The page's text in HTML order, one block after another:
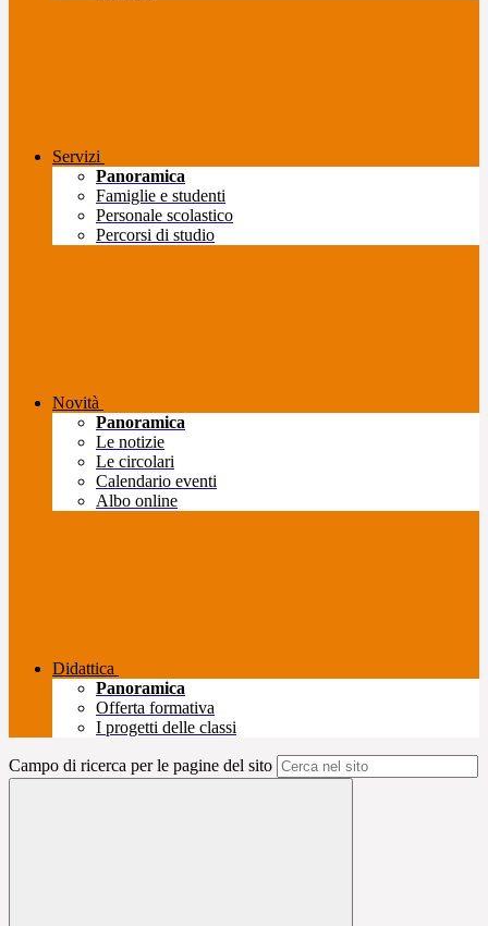
Servizi
Panoramica
Famiglie e studenti
Personale scolastico
Percorsi di studio
Novità
Panoramica
Le notizie
Le circolari
Calendario eventi
Albo online
Didattica
Panoramica
Offerta formativa
I progetti delle classi
Campo di ricerca per le pagine del sito